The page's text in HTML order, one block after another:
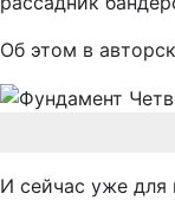
Об этом в
И сейчас уже для